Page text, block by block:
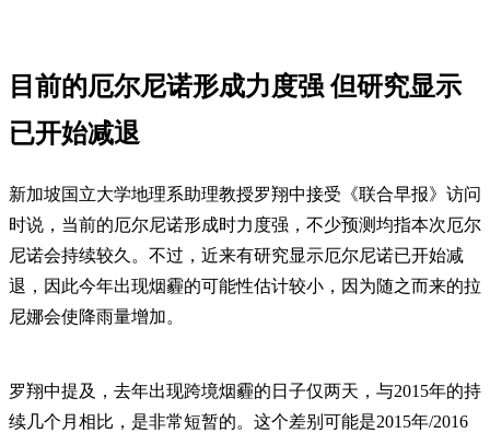
目前的厄尔尼诺形成力度强 但研究显示
已开始减退
新加坡国立大学地理系助理教授罗翔中接受《联合早报》访问
时说，当前的厄尔尼诺形成时力度强，不少预测均指本次厄尔
尼诺会持续较久。不过，近来有研究显示厄尔尼诺已开始减
退，因此今年出现烟霾的可能性估计较小，因为随之而来的拉
尼娜会使降雨量增加。
罗翔中提及，去年出现跨境烟霾的日子仅两天，与2015年的持
续几个月相比，是非常短暂的。这个差别可能是2015年/2016